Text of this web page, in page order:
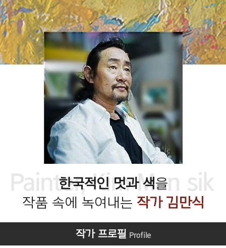
한국적인 멋과 색을
작품 속에 녹여내는 작가 김만식
작가 프로필